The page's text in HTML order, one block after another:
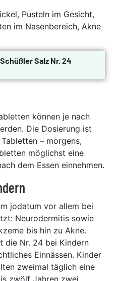
Pusteln im Gesicht,
im Nasenbereich, Akne
Salz Nr. 24
können je nach
Die Dosierung ist
– morgens,
möglichst eine
dem Essen einnehmen.
jodatum vor allem bei
Neurodermitis sowie
bis hin zu Akne.
die Nr. 24 bei Kindern
Einnässen. Kinder
zweimal täglich eine
zwölf Jahren zwei